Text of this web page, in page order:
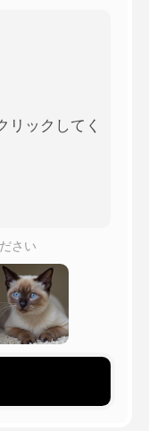
見る
リックしてく
さい